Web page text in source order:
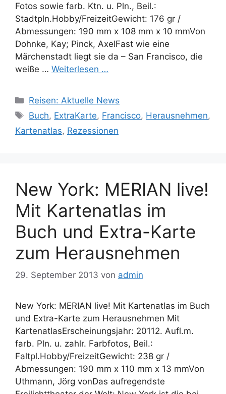
Fotos sowie farb. Ktn. u. Pln., Beil.:
Stadtpln.Hobby/FreizeitGewicht: 176 gr /
Abmessungen: 190 mm x 108 mm x 10 mmVon
Dohnke, Kay; Pinck, AxelFast wie eine
Märchenstadt liegt sie da – San Francisco, die
weiße … Weiterlesen …
Kategorien
Reisen: Aktuelle News
Schlagwörter
Buch, ExtraKarte, Francisco, Herausnehmen,
Kartenatlas, Rezessionen
New York: MERIAN live!
Mit Kartenatlas im
Buch und Extra-Karte
zum Herausnehmen
29. September 2013 von admin
New York: MERIAN live! Mit Kartenatlas im Buch
und Extra-Karte zum Herausnehmen Mit
KartenatlasErscheinungsjahr: 20112. Aufl.m.
farb. Pln. u. zahlr. Farbfotos, Beil.:
Faltpl.Hobby/FreizeitGewicht: 238 gr /
Abmessungen: 190 mm x 110 mm x 13 mmVon
Uthmann, Jörg vonDas aufregendste